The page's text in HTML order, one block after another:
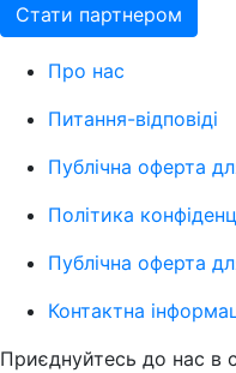
Стати партнером
Про нас
Питання-відповіді
Публічна оферта
Політика
Публічна оферта
Контактна
Приєднуйтесь до нас в